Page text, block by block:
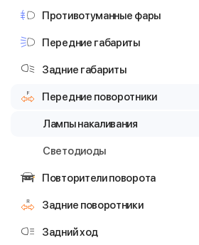
Противотуманные фары
Передние габариты
Задние габариты
Передние поворотники
Лампы накаливания
Светодиоды
Повторители поворота
Задние поворотники
Задний ход